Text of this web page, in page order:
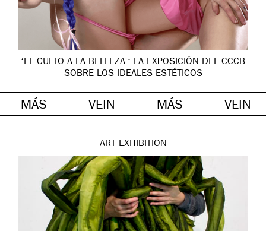
‘EL CULTO A LA BELLEZA’: LA EXPOSICIÓN DEL CCCB
SOBRE LOS IDEALES ESTÉTICOS
MÁS VEIN MÁS VEIN
ART EXHIBITION